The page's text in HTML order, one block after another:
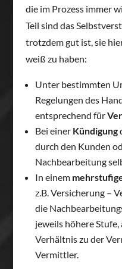
die im Prozess immer
Teil sind das
trotzdem gut ist, sie
weiß zu haben:
Unter bestimmten
Regelungen des
entsprechend für
Bei einer Kündigung
durch den Kunden
Nachbearbeitung
In einem
z.B. Versicherung –
die
jeweils höhere Stufe,
Verhältnis zu der
Vermittler.